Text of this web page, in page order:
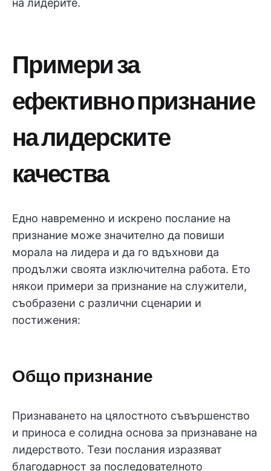
на лидерите.
Примери за
ефективно признание
на лидерските
качества
Едно навременно и искрено послание на
признание може значително да повиши
морала на лидера и да го вдъхнови да
продължи своята изключителна работа. Ето
някои примери за признание на служители,
съобразени с различни сценарии и
постижения:
Общо признание
Признаването на цялостното съвършенство
и приноса е солидна основа за признаване на
лидерството. Тези послания изразяват
благодарност за последователното